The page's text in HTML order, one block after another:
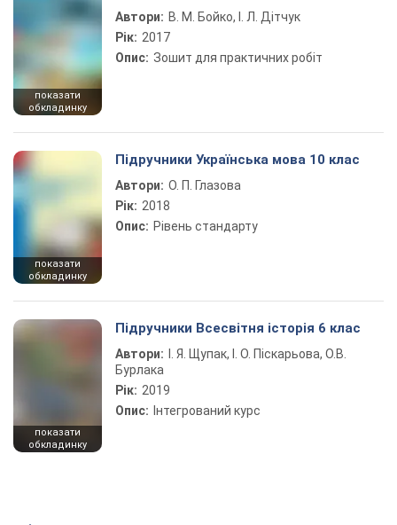
показати
обкладинку
Автори: В. М. Бойко, І. Л. Дітчук
Рік: 2017
Опис: Зошит для практичних робіт
показати
обкладинку
Підручники Українська мова 10 клас
Автори: О. П. Глазова
Рік: 2018
Опис: Рівень стандарту
показати
обкладинку
Підручники Всесвітня історія 6 клас
Автори:
І. Я. Щупак, І. О. Піскарьова, О.В.
Бурлака
Рік: 2019
Опис: Інтегрований курс